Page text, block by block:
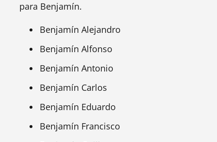
para Benjamín.
Benjamín Alejandro
Benjamín Alfonso
Benjamín Antonio
Benjamín Carlos
Benjamín Eduardo
Benjamín Francisco